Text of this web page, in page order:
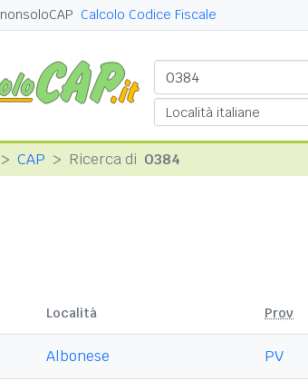
nonsoloCAP Calcolo Codice Fiscale
CAP Ricerca di 0384
Località Prov
Albonese PV